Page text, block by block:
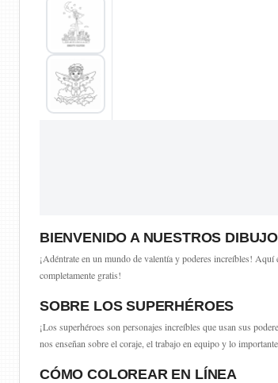
BIENVENIDO A NUESTROS
¡Adéntrate en un mundo de valentía y poderes increíbles!
completamente gratis!
SOBRE LOS SUPERHÉROES
¡Los superhéroes son personajes increíbles que usan sus
nos enseñan sobre el coraje, el trabajo en equipo y lo
CÓMO COLOREAR EN LÍNEA